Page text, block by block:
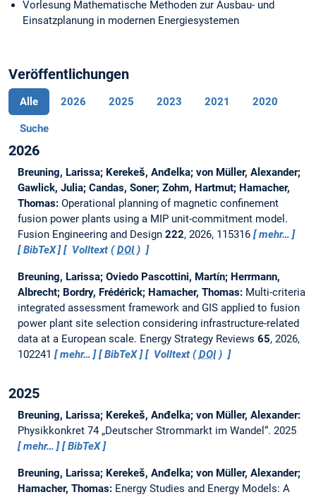
Vorlesung Mathematische Methoden zur Ausbau- und
Einsatzplanung in modernen Energiesystemen
Veröffentlichungen
Alle 2026 2025 2023 2021 2020
Suche
2026
Breuning, Larissa; Kerekeš, Anđelka; von Müller, Alexander;
Gawlick, Julia; Candas, Soner; Zohm, Hartmut; Hamacher,
Thomas: Operational planning of magnetic confinement
fusion power plants using a MIP unit-commitment model.
Fusion Engineering and Design 222, 2026, 115316
mehr…
BibTeX
Volltext (DOI)
Breuning, Larissa; Oviedo Pascottini, Martín; Herrmann,
Albrecht; Bordry, Frédérick; Hamacher, Thomas: Multi-criteria
integrated assessment framework and GIS applied to fusion
power plant site selection considering infrastructure-related
data at a European scale. Energy Strategy Reviews 65, 2026,
102241
mehr… BibTeX Volltext (DOI)
2025
Breuning, Larissa; Kerekeš, Anđelka; von Müller, Alexander:
Physikkonkret 74 „Deutscher Strommarkt im Wandel“. 2025
mehr…
BibTeX
Breuning, Larissa; Kerekeš, Anđelka; von Müller, Alexander;
Hamacher, Thomas: Energy Studies and Energy Models: A